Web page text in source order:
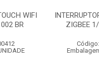
WIFI
BR
ZIGBEE